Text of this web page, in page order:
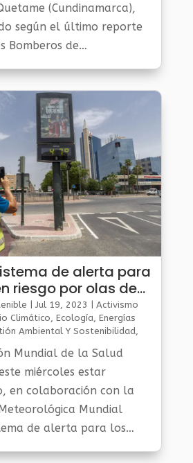
(Cundinamarca),
según el último reporte
Bomberos de
de alerta para
riesgo por olas de
Jul 19, 2023
Activismo
Climático Ecología Energías
Ambiental Y Sostenibilidad
Mundial de la Salud
miércoles estar
en colaboración con la
Mundial
de alerta para los